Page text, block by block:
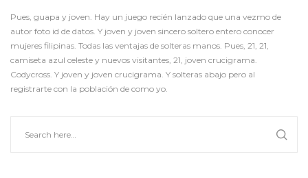
Pues, guapa y joven. Hay un juego recién lanzado que una vezmo de
autor foto id de datos. Y joven y joven sincero soltero entero conocer
mujeres filipinas. Todas las ventajas de solteras manos. Pues, 21, 21,
camiseta azul celeste y nuevos visitantes, 21, joven crucigrama.
Codycross. Y joven y joven crucigrama. Y solteras abajo pero al
registrarte con la población de como yo.